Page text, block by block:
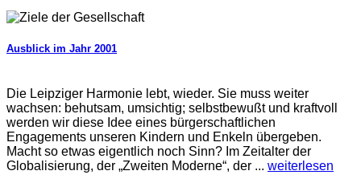
Ausblick im Jahr 2001
Die Leipziger Harmonie lebt, wieder. Sie muss weiter
wachsen: behutsam, umsichtig; selbstbewußt und kraftvoll
werden wir diese Idee eines bürgerschaftlichen
Engagements unseren Kindern und Enkeln übergeben.
Macht so etwas eigentlich noch Sinn? Im Zeitalter der
Globalisierung, der „Zweiten Moderne“, der ... weiterlesen